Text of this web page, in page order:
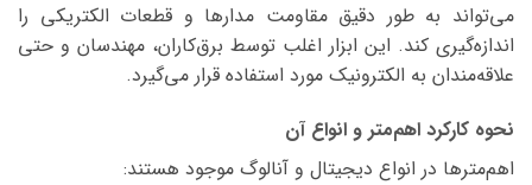
می‌تواند به طور دقیق مقاومت مدارها و قطعات الکتریکی را
اندازه‌گیری کند. این ابزار اغلب توسط برق‌کاران، مهندسان و حتی
علاقه‌مندان به الکترونیک مورد استفاده قرار می‌گیرد.
نحوه کارکرد اهم‌متر و انواع آن
اهم‌مترها در انواع دیجیتال و آنالوگ موجود هستند: